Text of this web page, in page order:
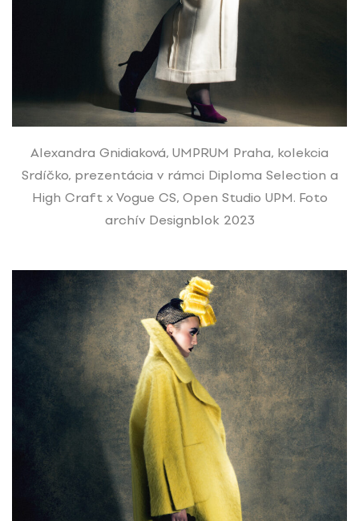
Alexandra Gnidiaková, UMPRUM Praha, kolekcia
Srdíčko, prezentácia v rámci Diploma Selection a
High Craft x Vogue CS, Open Studio UPM. Foto
archív Designblok 2023